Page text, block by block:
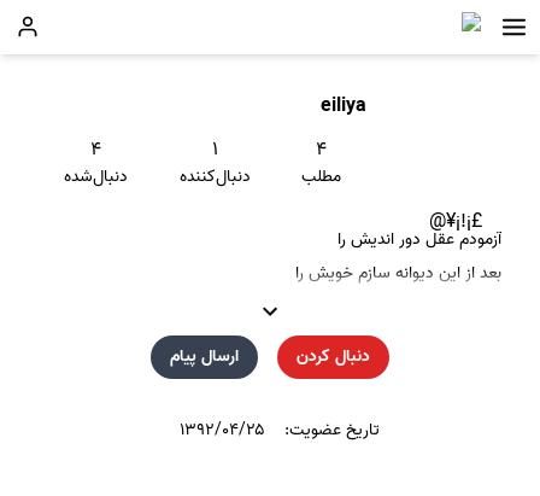
eiliya
۴
مطلب
۱
دنبال‌کننده
۴
دنبال‌شده
£¡!¡¥@
آزمودم عقل دور اندیش را
بعد از این دیوانه سازم خویش را
دنبال کردن ارسال پیام
تاریخ عضویت: ۱۳۹۲/۰۴/۲۵